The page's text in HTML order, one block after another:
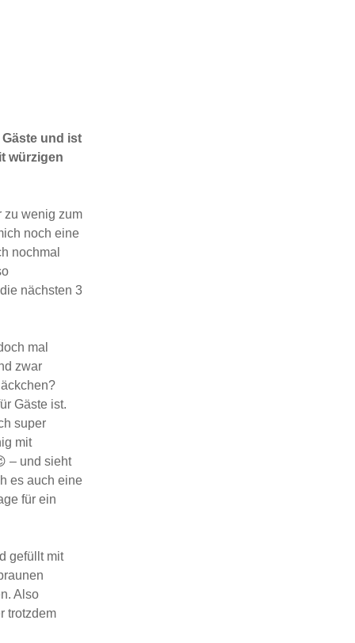
und ist
würzigen
zu wenig zum
noch eine
nochmal
nächsten 3
mal
zwar
Gäste ist.
super
mit
– und sieht
es auch eine
für ein
gefüllt mit
Also
trotzdem